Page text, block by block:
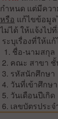
กำหนด แต่มีคว
หรือ แก้ไขข้อมูล
ไม่ได้ ให้แจ้งไป
ระบุเรื่องที่ให้แ
1. ชื่อ-นามสกุล
2. คณะ สาขา
3. รหัสนักศึกษา
4. วันที่เข้าศึกษา
5. วันเดือนปีเกิด
6. เลขบัตรประ